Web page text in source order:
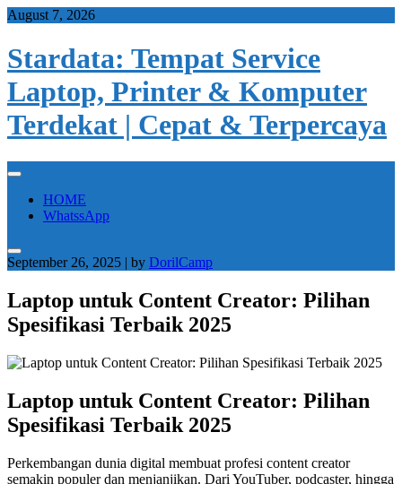
Skip
content
August 7, 2026
Stardata: Tempat Service
Laptop, Printer & Komputer
Terdekat | Cepat & Terpercaya
HOME
WhatssApp
September 26, 2025 | by DorilCamp
Laptop untuk Content Creator: Pilihan
Spesifikasi Terbaik 2025
Laptop untuk Content Creator: Pilihan
Spesifikasi Terbaik 2025
Perkembangan dunia digital membuat profesi content creator
semakin populer dan menjanjikan. Dari YouTuber, podcaster, hingga